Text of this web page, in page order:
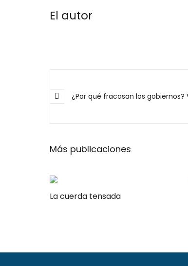
El autor
¿Por qué fracasan los
Más publicaciones
La cuerda tensada